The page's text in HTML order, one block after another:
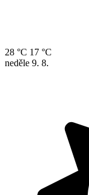
28 °C 17 °C
neděle 9. 8.